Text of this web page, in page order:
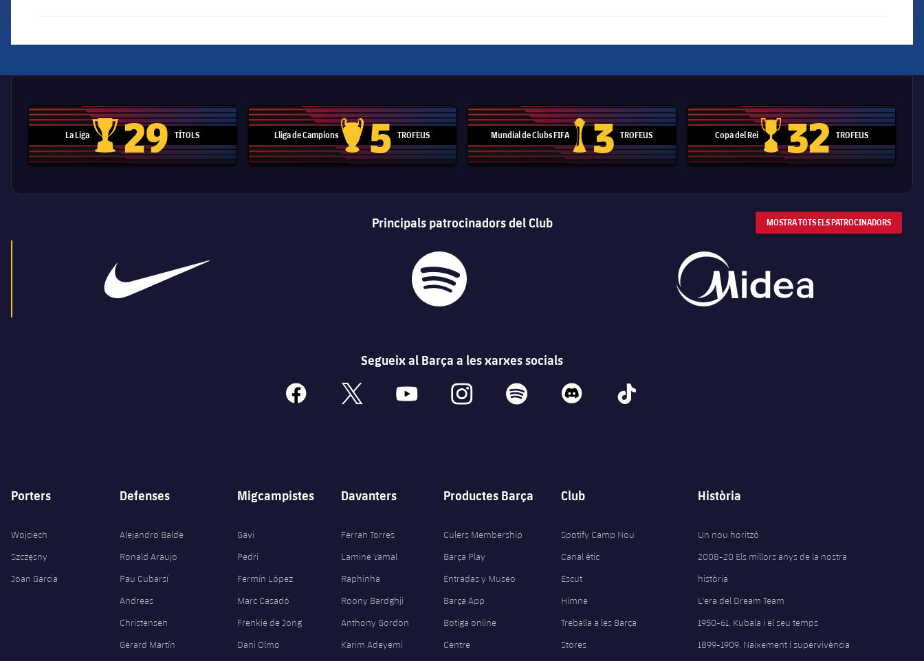
La Liga
Trofeu de la Liga
29 TÍTOLS Lliga de Campions
Trofeu de la Lliga de Campions
5 TROFEUS Mundial de Clubs FIFA
Trofeu del Mundial de Clubs
3 TROFEUS Copa del Rei
Copa del Rei
32 TROFEUS
Principals patrocinadors del Club MOSTRA TOTS ELS PATROCINADORS
Segueix al Barça a les xarxes socials
facebook x youtube instagram spotify discord tiktok
Porters
Wojciech
Szczęsny
Joan Garcia
Defenses
Alejandro Balde
Ronald Araujo
Pau Cubarsí
Andreas
Christensen
Gerard Martín
Migcampistes
Gavi
Pedri
Fermín López
Marc Casadó
Frenkie de Jong
Dani Olmo
Davanters
Ferran Torres
Lamine Yamal
Raphinha
Roony Bardghji
Anthony Gordon
Karim Adeyemi
Productes Barça
Culers Membership
Barça Play
Entradas y Museo
Barça App
Botiga online
Centre
Club
Spotify Camp Nou
Canal ètic
Escut
Himne
Treballa a les Barça
Stores
Història
Un nou horitzó
2008-20 Els millors anys de la nostra
història
L'era del Dream Team
1950-61. Kubala i el seu temps
1899-1909. Naixement i supervivència